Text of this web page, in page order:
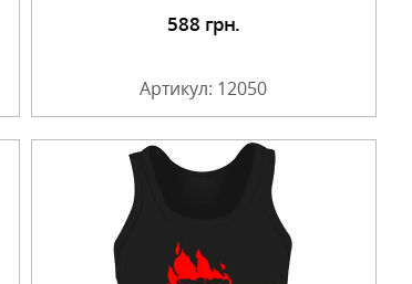
588 грн.
Артикул: 12050